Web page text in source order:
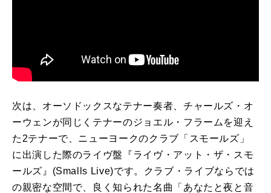
次は、オーソドックスなテナー奏者、チャールズ・オ
ーウェンが同じくテナーのジョエル・フラームを迎え
た2テナーで、ニューヨークのクラブ「スモールズ」
に出演した際のライヴ盤『ライヴ・アット・ザ・スモ
ールズ』(Smalls Live)です。クラブ・ライブならでは
の親密な空間で、良く知られた名曲「あなたと夜と音